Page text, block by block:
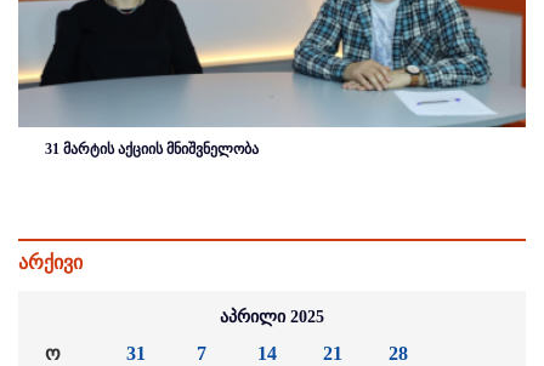
31 მარტის აქციის მნიშვნელობა
არქივი
აპრილი 2025
ო 31 7 14 21 28